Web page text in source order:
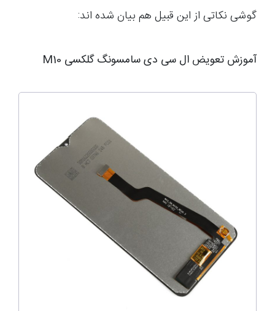
گوشی نکاتی از این قبیل هم بیان شده اند:
آموزش تعویض ال سی دی سامسونگ گلکسی M10